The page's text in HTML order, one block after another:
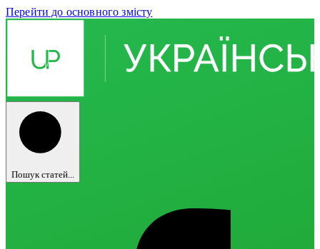
Перейти до основного змісту
Пошук статей...